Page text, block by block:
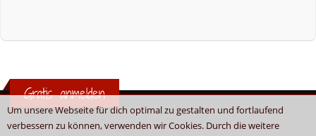
Um unsere Webseite für dich optimal zu gestalten und fortlaufend
verbessern zu können, verwenden wir Cookies. Durch die weitere
Gratis anmelden